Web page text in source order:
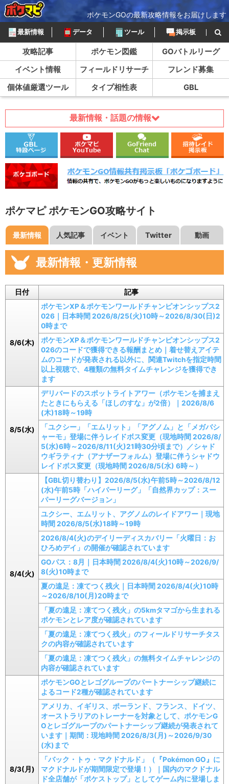
ポケモンGOの最新攻略情報をお届けします
最新情報 データ ツール 掲示板
攻略記事 ポケモン図鑑
GOバトルリーグ
イベント情報
フィールドリサーチ
フレンド募集
個体値厳選ツール
タイプ相性表 GBL
最新情報・話題の情報
ポケマピ ポケモンGO攻略サイト
最新情報 人気記事 イベント Twitter 動画
最新情報・更新情報
日付 記事
8/6(木)
ポケモンXP＆ポケモンワールドチャンピオンシップス2
026｜日本時間 2026/8/25(火)10時～2026/8/30(日)2
0時まで
ポケモンXP＆ポケモンワールドチャンピオンシップス2
026のコードで獲得できる報酬まとめ｜着せ替えアイテ
ムのコードが発表される以外に、関連Twitchを指定時間
以上視聴で、4種類の無料タイムチャレンジを獲得でき
ます
8/5(水)
デリバードのスポットライトアワー（ポケモンを捕まえ
たときにもらえる「ほしのすな」が2倍）｜2026/8/6
(木)18時～19時
「ユクシー」「エムリット」「アグノム」と「メガバシ
ャーモ」登場に伴うレイドボス変更（現地時間 2026/8/
5(水)6時～2026/8/11(火)21時30分頃まで）／シャド
ウギラティナ（アナザーフォルム）登場に伴うシャドウ
レイドボス変更（現地時間 2026/8/5(水) 6時～）
8/4(火)
【GBL切り替わり】2026/8/5(水)午前5時～2026/8/12
(水)午前5時「ハイパーリーグ」「自然界カップ：スー
パーリーグバージョン」
ユクシー、エムリット、アグノムのレイドアワー｜現地
時間 2026/8/5(水)18時～19時
2026/8/4(火)のデイリーディスカバリー「火曜日：お
ひろめデイ」の開催が確認されています
GOパス：8月｜日本時間 2026/8/4(火)10時～2026/9/
8(火)10時まで
夏の遠足：凍てつく残火｜日本時間 2026/8/4(火)10時
～2026/8/10(月)20時まで
「夏の遠足：凍てつく残火」の5kmタマゴから生まれる
ポケモンとレア度が確認されています
「夏の遠足：凍てつく残火」のフィールドリサーチタス
クの内容が確認されています
「夏の遠足：凍てつく残火」の無料タイムチャレンジの
内容が確認されています
8/3(月)
ポケモンGOとレゴグループのパートナーシップ継続に
よるコード2種が確認されています
アメリカ、イギリス、ポーランド、フランス、ドイツ、
オーストラリアのトレーナーを対象として、ポケモンG
Oとレゴグループのパートナーシップ継続が発表されて
います｜期間：現地時間 2026/8/3(月)～2026/9/30
(水)まで
「バック・トゥ・マクドナルド」（『Pokémon GO』に
マクドナルドが期間限定で登場！）｜国内のマクドナル
ド全店舗が「ポケストップ」としてゲーム内に登場しま